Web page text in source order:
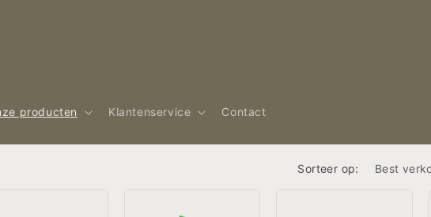
producten Klantenservice Contact
Sorteer op: